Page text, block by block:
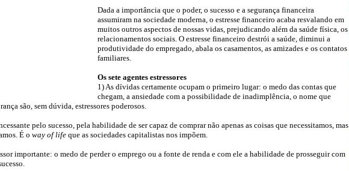
Dada a importância que o poder, o sucesso e a segurança financeira
assumiram na sociedade moderna, o estresse financeiro acaba resvalando em
muitos outros aspectos de nossas vidas, prejudicando além da saúde física, os
relacionamentos sociais. O estresse financeiro destrói a saúde, diminui a
produtividade do empregado, abala os casamentos, as amizades e os contatos
familiares.
Os sete agentes estressores
1) As dívidas certamente ocupam o primeiro lugar: o medo das contas que
chegam, a ansiedade com a possibilidade de inadimplência, o nome que
são, sem dúvida, estressores poderosos.
pelo sucesso, pela habilidade de ser capaz de comprar não apenas as coisas que necessitamos, mas
É o way of lifeque as sociedades capitalistas nos impõem.
importante: o medo de perder o emprego ou a fonte de renda e com ele a habilidade de prosseguir com